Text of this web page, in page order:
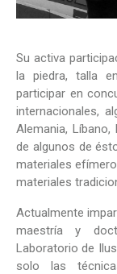
Su activa
la piedra, talla
participar en
internacionales,
Alemania,
de algunos de
materiales
materiales
Actualmente
maestría y
Laboratorio de
solo las